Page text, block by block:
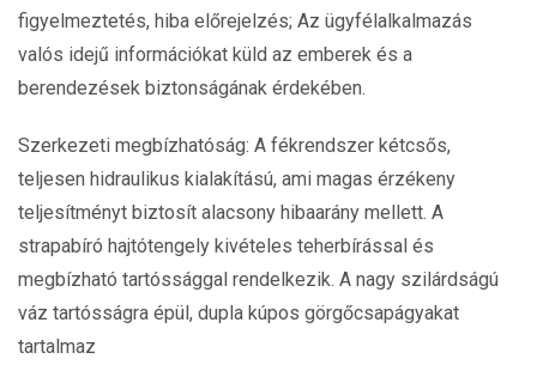
figyelmeztetés, hiba előrejelzés; Az ügyfélalkalmazás
valós idejű információkat küld az emberek és a
berendezések biztonságának érdekében.
Szerkezeti megbízhatóság: A fékrendszer kétcsős,
teljesen hidraulikus kialakítású, ami magas érzékeny
teljesítményt biztosít alacsony hibaarány mellett. A
strapabíró hajtótengely kivételes teherbírással és
megbízható tartóssággal rendelkezik. A nagy szilárdságú
váz tartósságra épül, dupla kúpos görgőcsapágyakat
tartalmaz